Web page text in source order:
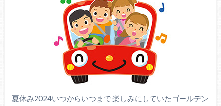
夏休み2024いつからいつまで 楽しみにしていたゴールデン